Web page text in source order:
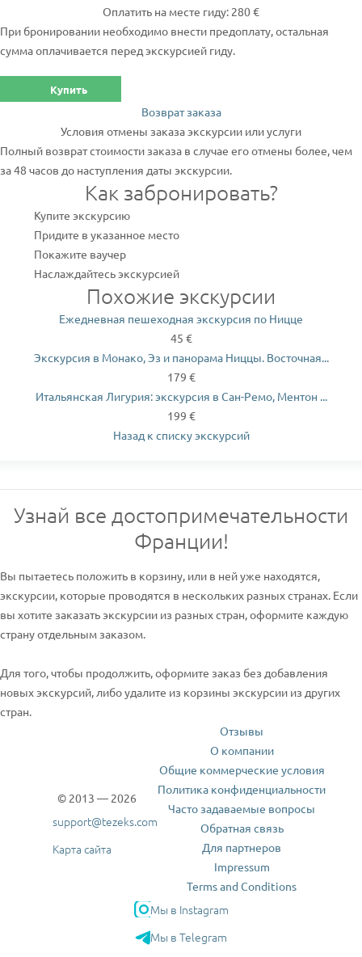
Оплатить на месте гиду: 280 €
При бронировании необходимо внести предоплату, остальная
сумма оплачивается перед экскурсией гиду.
Купить
Возврат заказа
Условия отмены заказа экскурсии или услуги
Полный возврат стоимости заказа в случае его отмены более, чем
за 48 часов до наступления даты экскурсии.
Как забронировать?
Купите экскурсию
Придите в указанное место
Покажите ваучер
Наслаждайтесь экскурсией
Похожие экскурсии
Ежедневная пешеходная экскурсия по Ницце
45 €
Экскурсия в Монако, Эз и панорама Ниццы. Восточная...
179 €
Итальянская Лигурия: экскурсия в Сан-Ремо, Ментон ...
199 €
Назад к списку экскурсий
Узнай все достопримечательности
Франции!
Вы пытаетесь положить в корзину, или в ней уже находятся,
экскурсии, которые проводятся в нескольких разных странах. Если
вы хотите заказать экскурсии из разных стран, оформите каждую
страну отдельным заказом.
Для того, чтобы продолжить, оформите заказ без добавления
новых экскурсий, либо удалите из корзины экскурсии из других
стран.
© 2013 — 2026
support@tezeks.com
Карта сайта
Отзывы
О компании
Общие коммерческие условия
Политика конфиденциальности
Часто задаваемые вопросы
Обратная связь
Для партнеров
Impressum
Terms and Conditions
Мы в Instagram
Мы в Telegram